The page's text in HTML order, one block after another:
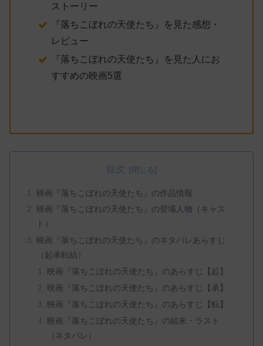
ストーリー
『落ちこぼれの天使たち』を見た感想・
レビュー
『落ちこぼれの天使たち』を見た人にお
すすめの映画5選
目次
映画『落ちこぼれの天使たち』の作品情報
映画『落ちこぼれの天使たち』の登場人物（キャス
ト）
映画『落ちこぼれの天使たち』のネタバレあらすじ
（起承転結）
映画『落ちこぼれの天使たち』のあらすじ【起】
映画『落ちこぼれの天使たち』のあらすじ【承】
映画『落ちこぼれの天使たち』のあらすじ【転】
映画『落ちこぼれの天使たち』の結末・ラスト
（ネタバレ）